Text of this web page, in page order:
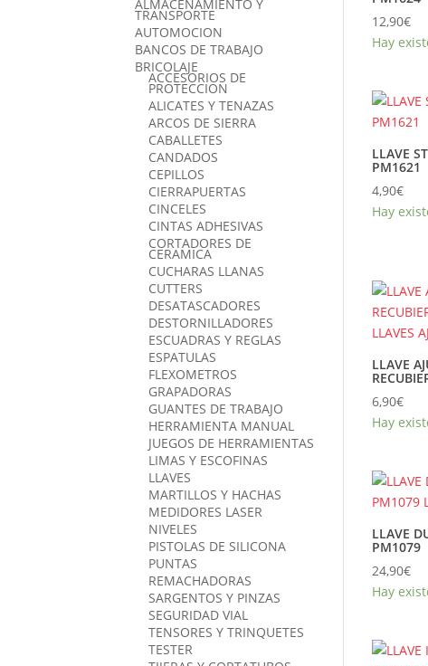
12,90€
Hay
LLAVE
PM1621
4,90€
Hay
LLAVE
6,90€
Hay
LLAVE
PM1079
24,90€
Hay
ALMACENAMIENTO Y
TRANSPORTE
AUTOMOCION
BANCOS DE TRABAJO
BRICOLAJE
ACCESORIOS DE
PROTECCION
ALICATES Y TENAZAS
ARCOS DE SIERRA
CABALLETES
CANDADOS
CEPILLOS
CIERRAPUERTAS
CINCELES
CINTAS ADHESIVAS
CORTADORES DE
CERAMICA
CUCHARAS LLANAS
CUTTERS
DESATASCADORES
DESTORNILLADORES
ESCUADRAS Y REGLAS
ESPATULAS
FLEXOMETROS
GRAPADORAS
GUANTES DE TRABAJO
HERRAMIENTA MANUAL
JUEGOS DE HERRAMIENTAS
LIMAS Y ESCOFINAS
LLAVES
MARTILLOS Y HACHAS
MEDIDORES LASER
NIVELES
PISTOLAS DE SILICONA
PUNTAS
REMACHADORAS
SARGENTOS Y PINZAS
SEGURIDAD VIAL
TENSORES Y TRINQUETES
TESTER